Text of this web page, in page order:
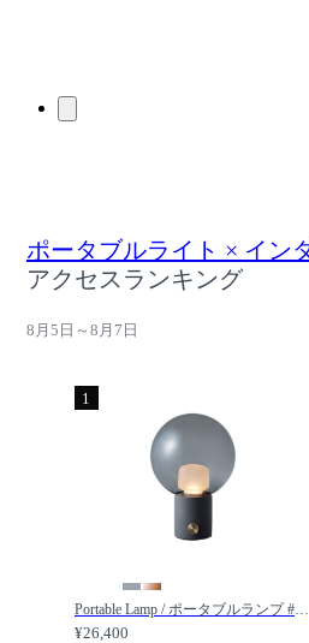
ポータブルライト × イン
アクセスランキング
8月5日～8月7日
1
Portable Lamp / ポータブルランプ #116856 / FLYMEe Parlor / フライミーパーラー
¥26,400